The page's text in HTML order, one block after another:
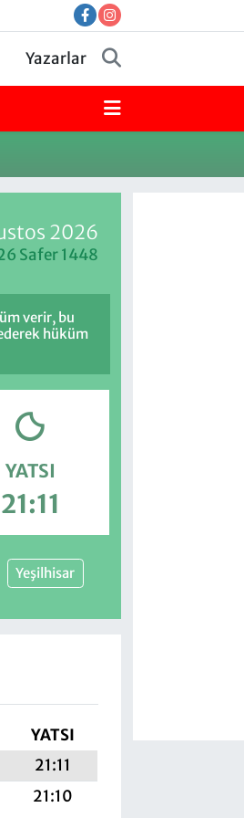
Yazarlar
2026
Safer 1448
verir, bu
hüküm
YATSI
21:11
Yeşilhisar
YATSI
21:11
21:10